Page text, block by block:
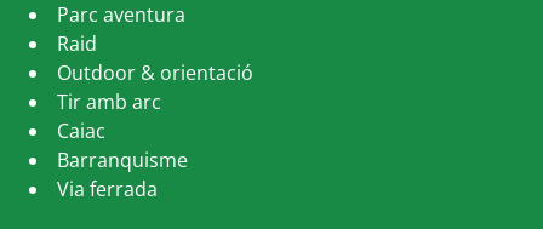
Parc aventura
Raid
Outdoor & orientació
Tir amb arc
Caiac
Barranquisme
Via ferrada